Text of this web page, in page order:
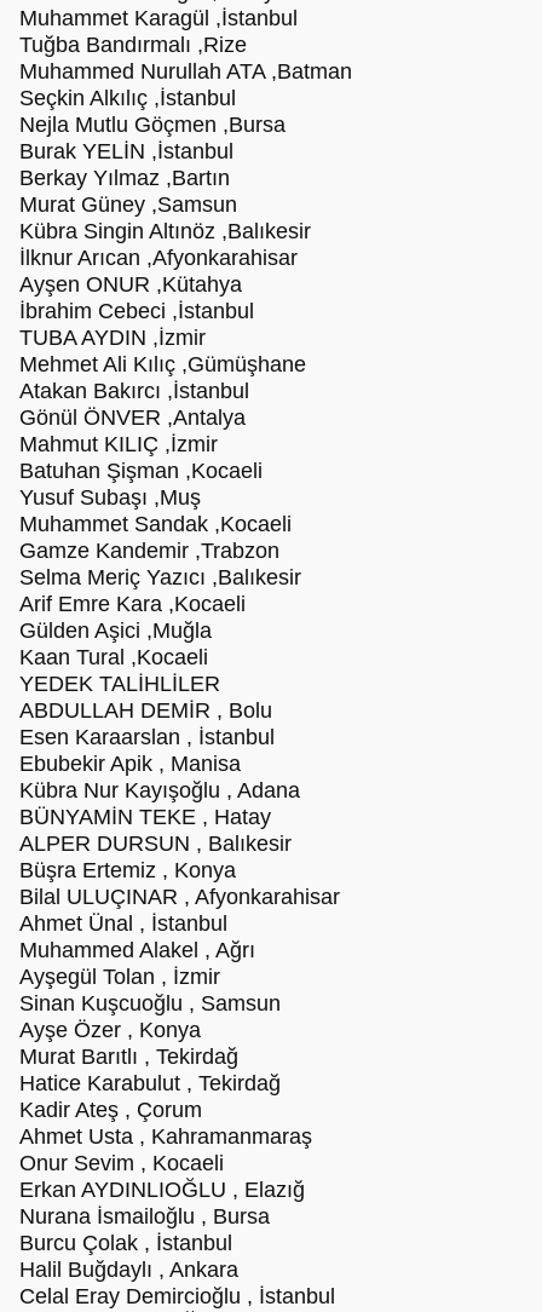
Muhammet Karagül ,İstanbul
Tuğba Bandırmalı ,Rize
Muhammed Nurullah ATA ,Batman
Seçkin Alkılıç ,İstanbul
Nejla Mutlu Göçmen ,Bursa
Burak YELİN ,İstanbul
Berkay Yılmaz ,Bartın
Murat Güney ,Samsun
Kübra Singin Altınöz ,Balıkesir
İlknur Arıcan ,Afyonkarahisar
Ayşen ONUR ,Kütahya
İbrahim Cebeci ,İstanbul
TUBA AYDIN ,İzmir
Mehmet Ali Kılıç ,Gümüşhane
Atakan Bakırcı ,İstanbul
Gönül ÖNVER ,Antalya
Mahmut KILIÇ ,İzmir
Batuhan Şişman ,Kocaeli
Yusuf Subaşı ,Muş
Muhammet Sandak ,Kocaeli
Gamze Kandemir ,Trabzon
Selma Meriç Yazıcı ,Balıkesir
Arif Emre Kara ,Kocaeli
Gülden Aşici ,Muğla
Kaan Tural ,Kocaeli
YEDEK TALİHLİLER
ABDULLAH DEMİR , Bolu
Esen Karaarslan , İstanbul
Ebubekir Apik , Manisa
Kübra Nur Kayışoğlu , Adana
BÜNYAMİN TEKE , Hatay
ALPER DURSUN , Balıkesir
Büşra Ertemiz , Konya
Bilal ULUÇINAR , Afyonkarahisar
Ahmet Ünal , İstanbul
Muhammed Alakel , Ağrı
Ayşegül Tolan , İzmir
Sinan Kuşcuoğlu , Samsun
Ayşe Özer , Konya
Murat Barıtlı , Tekirdağ
Hatice Karabulut , Tekirdağ
Kadir Ateş , Çorum
Ahmet Usta , Kahramanmaraş
Onur Sevim , Kocaeli
Erkan AYDINLIOĞLU , Elazığ
Nurana İsmailoğlu , Bursa
Burcu Çolak , İstanbul
Halil Buğdaylı , Ankara
Celal Eray Demircioğlu , İstanbul